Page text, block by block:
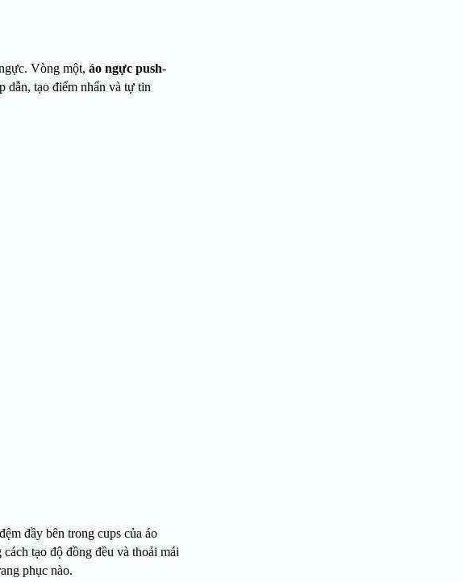
Vòng một, áo ngực push-
dẫn, tạo điểm nhấn và tự tin
đầy bên trong cups của áo
tạo độ đồng đều và thoải mái
phục nào.